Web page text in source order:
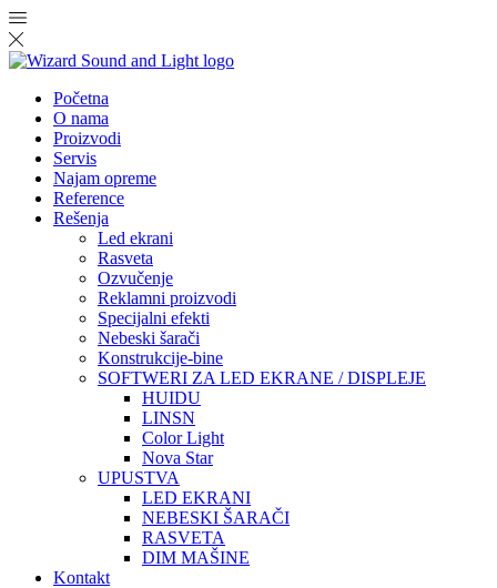
Početna
O nama
Proizvodi
Servis
Najam opreme
Reference
Rešenja
Led ekrani
Rasveta
Ozvučenje
Reklamni proizvodi
Specijalni efekti
Nebeski šarači
Konstrukcije-bine
SOFTWERI ZA LED EKRANE / DISPLEJE
HUIDU
LINSN
Color Light
Nova Star
UPUSTVA
LED EKRANI
NEBESKI ŠARAČI
RASVETA
DIM MAŠINE
Kontakt